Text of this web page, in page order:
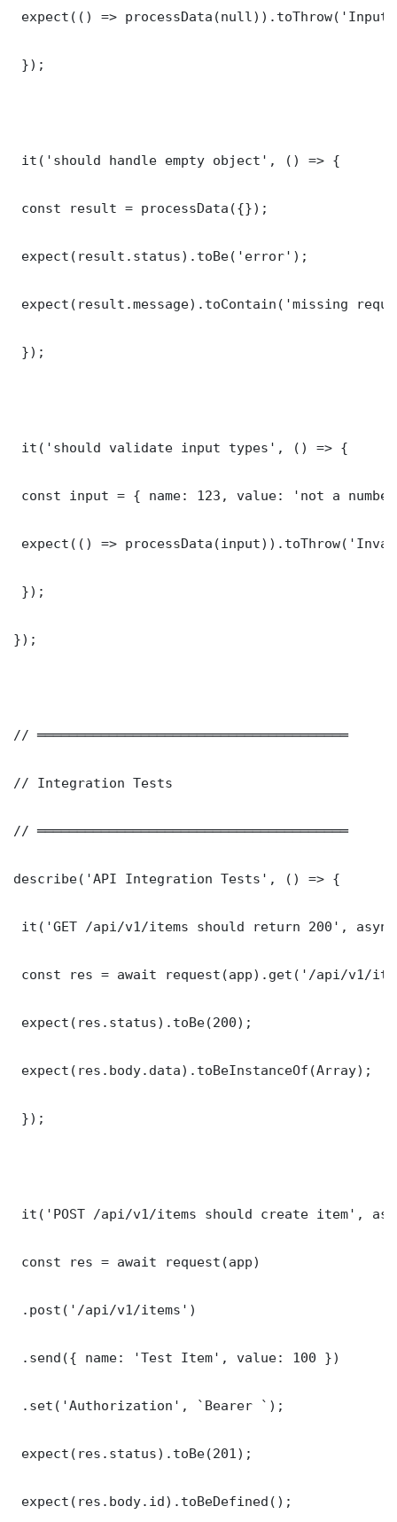
expect(() =>
});
it('should handle empty object', () => {
const result = processData({});
expect(result.status).toBe('error');
expect(result.message).toContain('missing
});
it('should validate input types', () => {
const input = { name: 123, value: 'not a
expect(() =>
});
});
// ═══════════════════════════════════════
// Integration Tests
// ═══════════════════════════════════════
describe('API Integration Tests', () => {
it('GET /api/v1/items should return 200',
const res = await request(app).get('/api/v1/
expect(res.status).toBe(200);
expect(res.body.data).toBeInstanceOf(Array);
});
it('POST /api/v1/items should create item',
const res = await request(app)
.post('/api/v1/items')
.send({ name: 'Test Item', value: 100 })
.set('Authorization', `Bearer `);
expect(res.status).toBe(201);
expect(res.body.id).toBeDefined();